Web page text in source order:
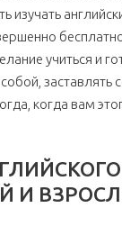
изучать
учиться и
заставлять
когда вам
И